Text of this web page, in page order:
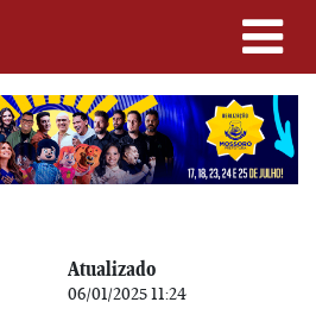
Atualizado
06/01/2025 11:24